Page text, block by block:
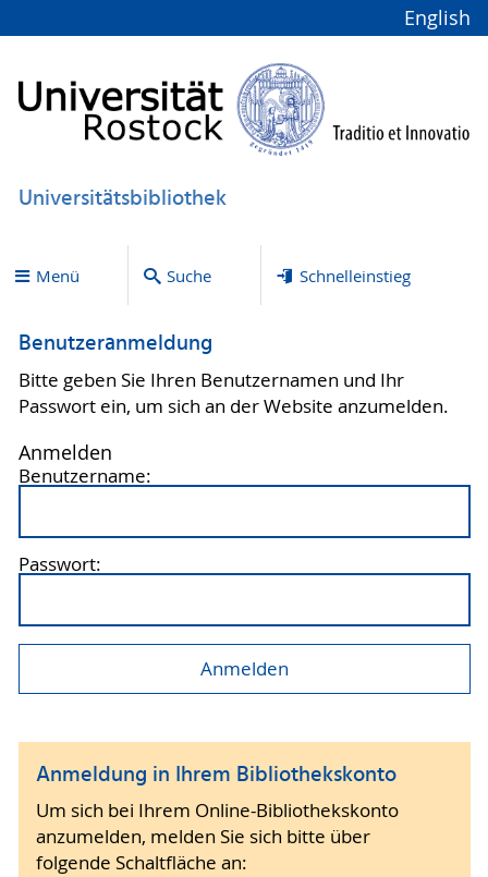
English
Universitätsbibliothek
Menü Suche Schnelleinstieg
Benutzeranmeldung
Bitte geben Sie Ihren Benutzernamen und Ihr
Passwort ein, um sich an der Website anzumelden.
Anmelden
Benutzername:
Passwort:
Anmeldung in Ihrem Bibliothekskonto
Um sich bei Ihrem Online-Bibliothekskonto
anzumelden, melden Sie sich bitte über
folgende Schaltfläche an: